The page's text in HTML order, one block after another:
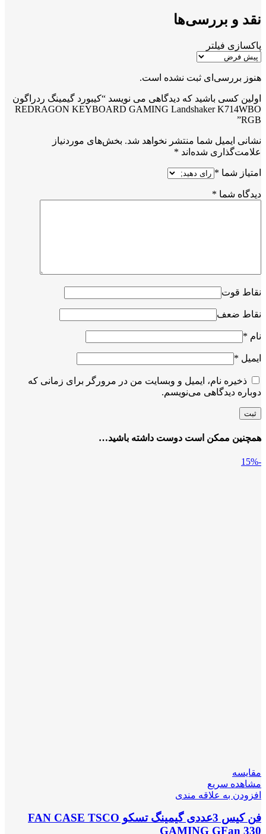
نقد و بررسی‌ها
پاکسازی فیلتر
هنوز بررسی‌ای ثبت نشده است.
اولین کسی باشید که دیدگاهی می نویسد “کیبورد گیمینگ ردراگون
REDRAGON KEYBOARD GAMING Landshaker K714WBO
RGB”
نشانی ایمیل شما منتشر نخواهد شد. بخش‌های موردنیاز
علامت‌گذاری شده‌اند *
امتیاز شما *
دیدگاه شما *
نقاط قوت
نقاط ضعف
نام *
ایمیل *
ذخیره نام، ایمیل و وبسایت من در مرورگر برای زمانی که
دوباره دیدگاهی می‌نویسم.
همچنین ممکن است دوست داشته باشید…
-15%
مقایسه
مشاهده سریع
افزودن به علاقه مندی
فن کیس 3عددی گیمینگ تسکو FAN CASE TSCO
GAMING GFan 330